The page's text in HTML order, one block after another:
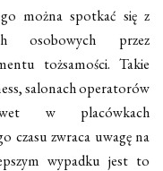
można spotkać się z
osobowych przez
tożsamości. Takie
salonach operatorów
w placówkach
czasu zwraca uwagę na
wypadku jest to